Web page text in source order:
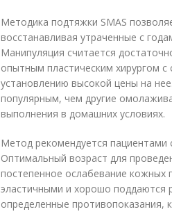
Методика подтяжки SMAS
восстанавливая утраченные с
Манипуляция считается
опытным пластическим хирургом
установлению высокой цены на
популярным, чем другие
выполнения в домашних условиях.
Метод рекомендуется пациентами
Оптимальный возраст для
постепенное ослабевание кожных
эластичными и хорошо поддаются
определенные противопоказания,